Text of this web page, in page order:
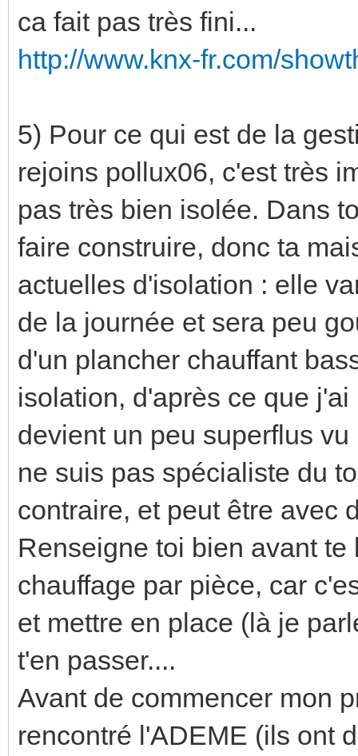
ca fait pas très fini...
http://www.knx-fr.com/
5) Pour ce qui est de la
rejoins pollux06, c'est très
pas très bien isolée. Dans
faire construire, donc ta
actuelles d'isolation : elle
de la journée et sera peu
d'un plancher chauffant
isolation, d'après ce que
devient un peu superflus
ne suis pas spécialiste du
contraire, et peut être avec
Renseigne toi bien avant
chauffage par pièce, car
et mettre en place (là je
t'en passer....
Avant de commencer mon
rencontré l'ADEME (ils ont